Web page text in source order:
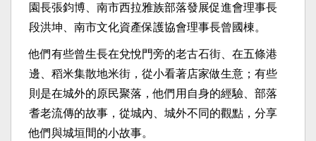
園長張鈞博、南市西拉雅族部落發展促進會理事長
段洪坤、南市文化資產保護協會理事長曾國棟。
他們有些曾生長在兌悅門旁的老古石街、在五條港
邊、稻米集散地米街，從小看著店家做生意；有些
則是在城外的原民聚落，他們用自身的經驗、部落
耆老流傳的故事，從城內、城外不同的觀點，分享
他們與城垣間的小故事。